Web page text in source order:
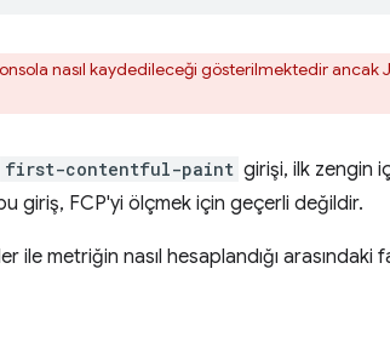
nasıl kaydedileceği gösterilmektedir ancak
first-contentful-paint girişi, ilk zengin
giriş, FCP'yi ölçmek için geçerli değildir.
ile metriğin nasıl hesaplandığı arasındaki